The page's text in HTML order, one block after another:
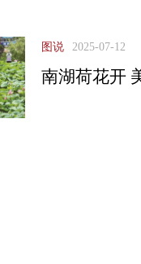
图说 2025-07-12
南湖荷花开